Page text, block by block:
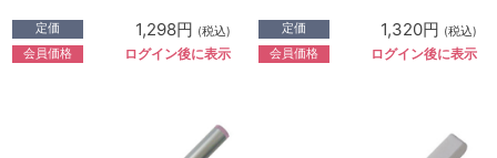
定価 1,298円 (税込)
会員価格 ログイン後に表示
定価 1,320円 (税込)
会員価格 ログイン後に表示